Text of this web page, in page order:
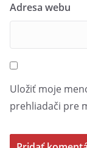
Adresa webu
Uložiť moje
prehliadači pre